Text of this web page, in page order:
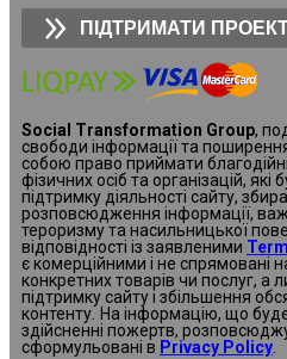
ПІДТРИМАТИ
Social Transformation Group,
свободи інформації та
собою право приймати
фізичних осіб та організацій,
підтримку діяльності сайту,
розповсюдження інформації,
тероризму та насильницької
відповідності із заявленими
є комерційними і не спрямовані
конкретних товарів чи послуг, а
підтримку сайту і збільшення
контенту. На інформацію, що
здійсненні пожертв,
сформульовані в Privacy Policy.